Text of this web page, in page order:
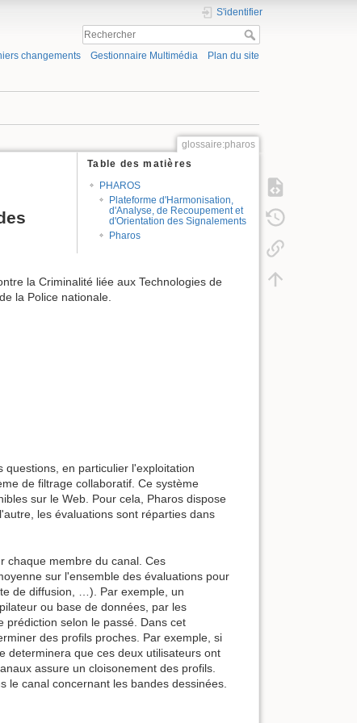
S'identifier
changements Gestionnaire Multimédia Plan du site
glossaire:pharos
Table des matières
PHAROS
Plateforme d'Harmonisation,
d'Analyse, de Recoupement et
d'Orientation des Signalements
Pharos
la Criminalité liée aux Technologies de
la Police nationale.
en particulier l'exploitation
de filtrage collaboratif. Ce système
sur le Web. Pour cela, Pharos dispose
les évaluations sont réparties dans
chaque membre du canal. Ces
sur l'ensemble des évaluations pour
de diffusion, …). Par exemple, un
ou base de données, par les
prédiction selon le passé. Dans cet
des profils proches. Par exemple, si
determinera que ces deux utilisateurs ont
assure un cloisonement des profils.
le canal concernant les bandes dessinées.